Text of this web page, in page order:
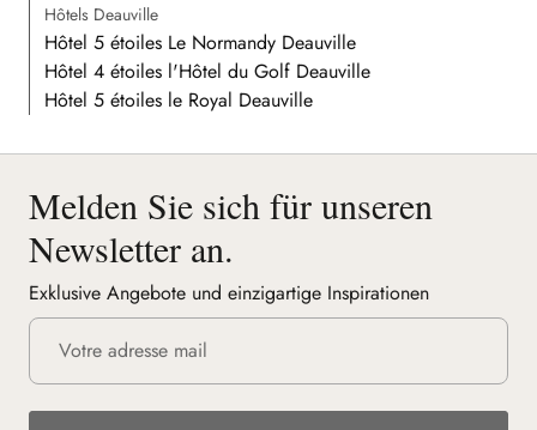
Hôtels Deauville
Hôtel 5 étoiles Le Normandy Deauville
Hôtel 4 étoiles l'Hôtel du Golf Deauville
Hôtel 5 étoiles le Royal Deauville
Melden Sie sich für unseren
Newsletter an.
Exklusive Angebote und einzigartige Inspirationen